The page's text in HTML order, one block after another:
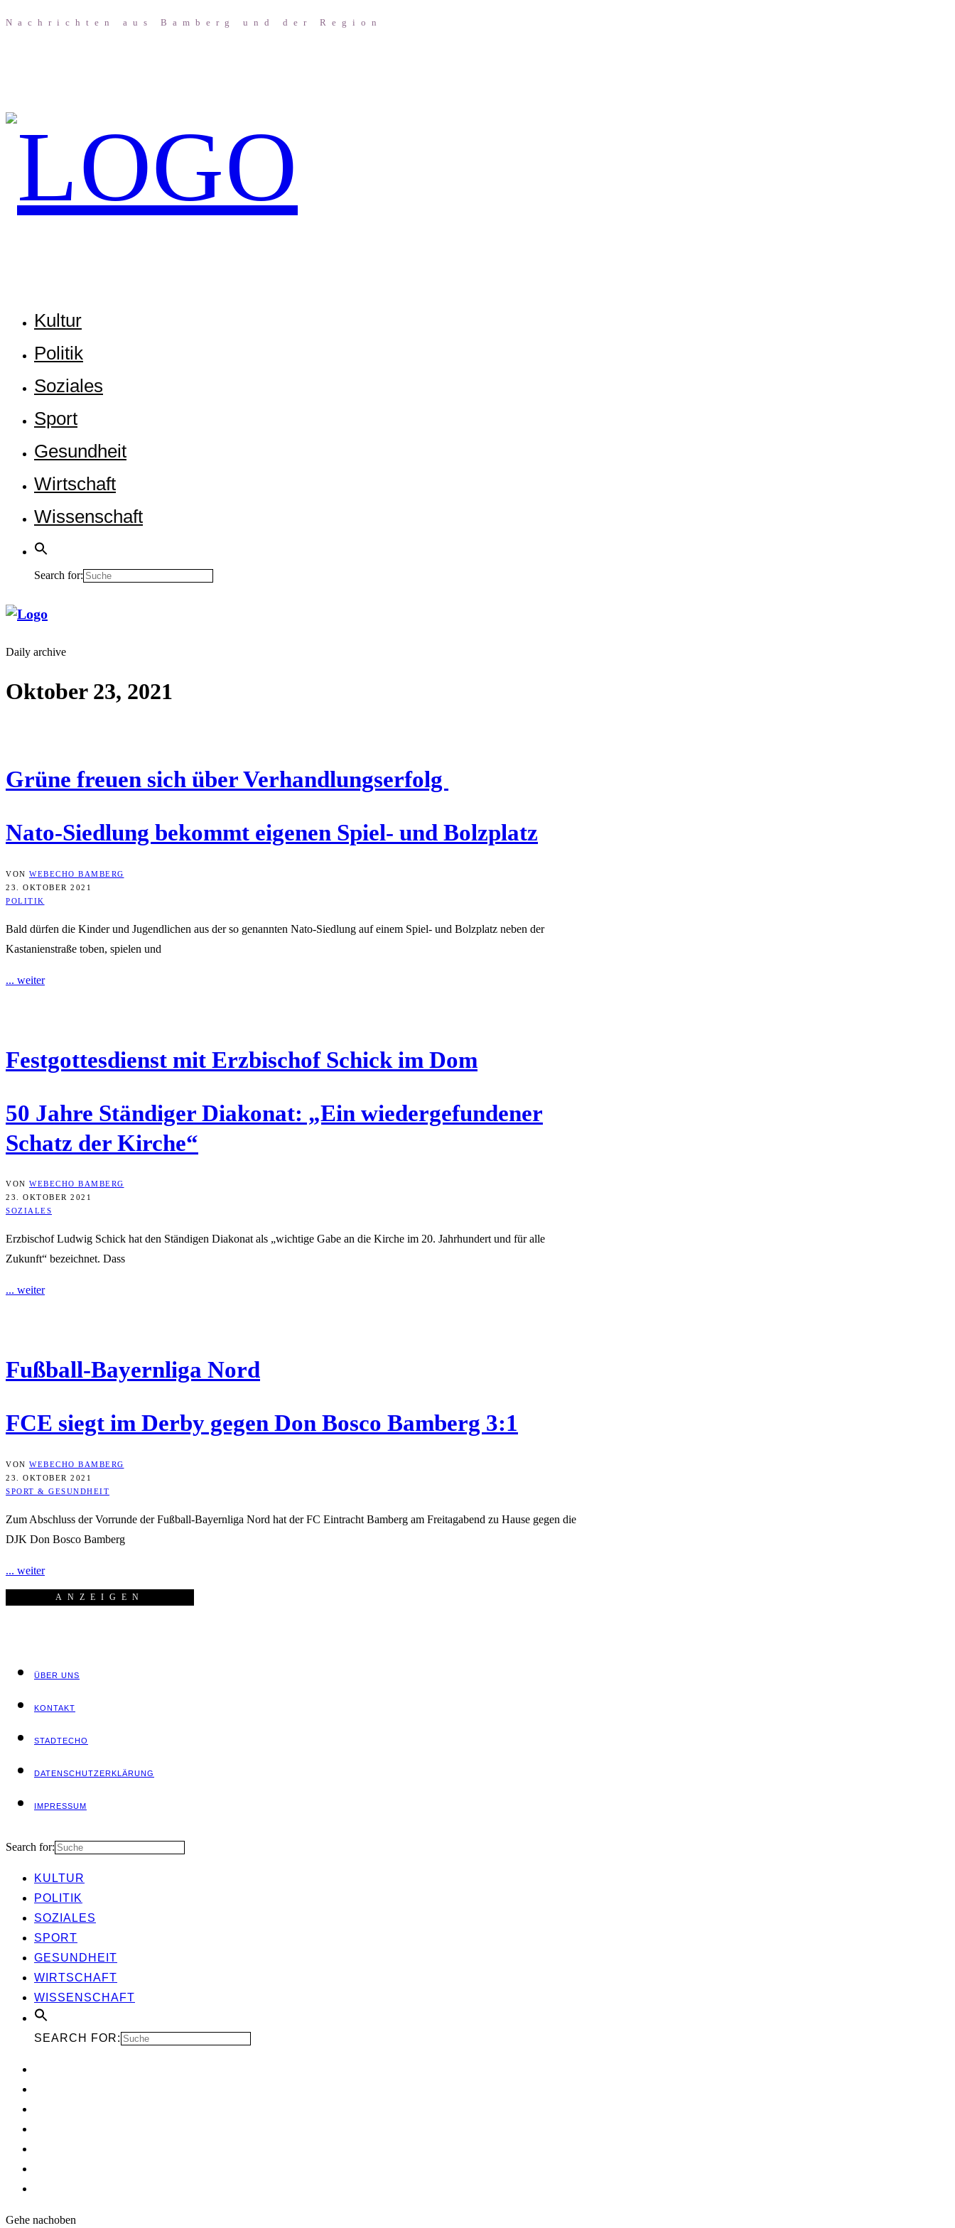
Nach­rich­ten aus Bam­berg und der Region
Kul­tur
Poli­tik
Sozia­les
Sport
Gesund­heit
Wirt­schaft
Wis­sen­schaft
Search for:
Daily archive
Oktober 23, 2021
Grü­ne freu­en sich über Verhandlungserfolg
Nato-Sied­lung bekommt eige­nen Spiel- und Bolzplatz
VON WEBECHO BAMBERG
23. OKTOBER 2021
POLITIK
Bald dürfen die Kinder und Jugendlichen aus der so genannten Nato-Siedlung auf einem Spiel- und Bolzplatz neben der
Kastanienstraße toben, spielen und
... weiter
Fest­got­tes­dienst mit Erz­bi­schof Schick im Dom
50 Jah­re Stän­di­ger Dia­ko­nat: „Ein wie­der­ge­fun­de­ner
Schatz der Kirche“
VON WEBECHO BAMBERG
23. OKTOBER 2021
SOZIALES
Erzbischof Ludwig Schick hat den Ständigen Diakonat als „wichtige Gabe an die Kirche im 20. Jahrhundert und für alle
Zukunft“ bezeichnet. Dass
... weiter
Fuß­ball-Bay­ern­li­ga Nord
FCE siegt im Der­by gegen Don Bosco Bam­berg 3:1
VON WEBECHO BAMBERG
23. OKTOBER 2021
SPORT & GESUNDHEIT
Zum Abschluss der Vorrunde der Fußball-Bayernliga Nord hat der FC Eintracht Bamberg am Freitagabend zu Hause gegen die
DJK Don Bosco Bamberg
... weiter
ANZEI­GEN
ÜBER UNS
KON­TAKT
STADT­ECHO
DATEN­SCHUTZ­ER­KLÄ­RUNG
IMPRES­SUM
Search for:
KUL­TUR
POLI­TIK
SOZIA­LES
SPORT
GESUND­HEIT
WIRT­SCHAFT
WIS­SEN­SCHAFT
SEARCH FOR:
Gehe nachoben